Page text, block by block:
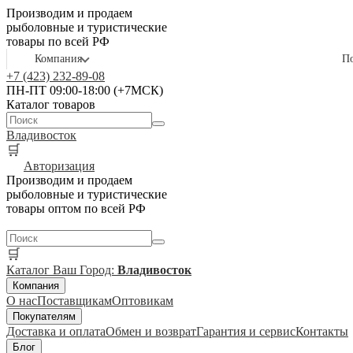
Производим и продаем
рыболовные и туристические
товары по всей РФ
Компания
+7 (423) 232-89-08
ПН-ПТ 09:00-18:00 (+7МСК)
Каталог товаров
Владивосток
🛒
Авторизация
Производим и продаем
рыболовные и туристические
товары оптом по всей РФ
🛒
Каталог Ваш Город: Владивосток
Компания
О насПоставщикамОптовикам
Покупателям
Доставка и оплатаОбмен и возвратГарантия и сервисКонтакты
Блог